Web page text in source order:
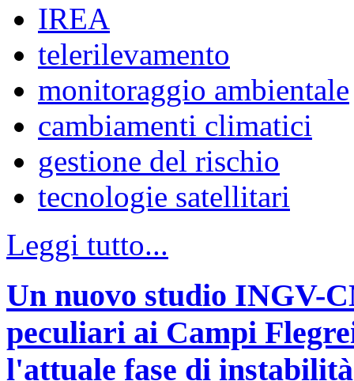
IREA
telerilevamento
monitoraggio ambientale
cambiamenti climatici
gestione del rischio
tecnologie satellitari
Leggi tutto...
Un nuovo studio INGV-
peculiari ai Campi
l'attuale fase di instabilità